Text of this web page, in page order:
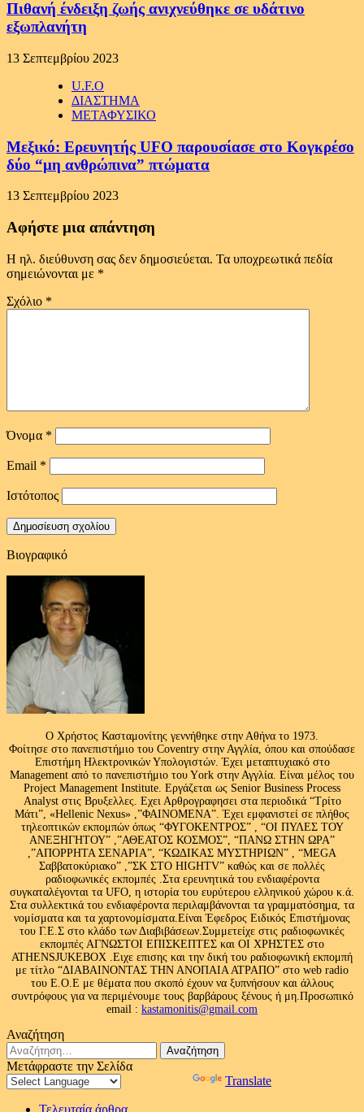
Πιθανή ένδειξη ζωής ανιχνεύθηκε σε υδάτινο
εξωπλανήτη
13 Σεπτεμβρίου 2023
U.F.O
ΔΙΑΣΤΗΜΑ
ΜΕΤΑΦΥΣΙΚΟ
Μεξικό: Ερευνητής UFO παρουσίασε στο Κογκρέσο
δύο “μη ανθρώπινα” πτώματα
13 Σεπτεμβρίου 2023
Αφήστε μια απάντηση
Η ηλ. διεύθυνση σας δεν δημοσιεύεται. Τα υποχρεωτικά πεδία
σημειώνονται με *
Σχόλιο *
Όνομα *
Email *
Ιστότοπος
Βιογραφικό
Ο Χρήστος Κασταμονίτης γεννήθηκε στην Αθήνα το 1973.
Φοίτησε στο πανεπιστήμιο του Coventry στην Αγγλία, όπου και σπούδασε
Επιστήμη Ηλεκτρονικών Υπολογιστών. Έχει μεταπτυχιακό στο
Management από το πανεπιστήμιο του Υork στην Αγγλία. Είναι μέλος του
Project Management Institute. Εργάζεται ως Senior Business Process
Analyst στις Βρυξελλες. Εχει Αρθρογραφησει στα περιοδικά “Τρίτο
Μάτι”, «Hellenic Nexus» ,”ΦΑΙΝΟΜΕΝΑ”. Έχει εμφανιστεί σε πλήθος
τηλεοπτικών εκπομπών όπως “ΦΥΓΟΚΕΝΤΡΟΣ” , “ΟΙ ΠΥΛΕΣ ΤΟΥ
ΑΝΕΞΗΓΗΤΟΥ” ,”ΑΘΕΑΤΟΣ ΚΟΣΜΟΣ”, “ΠΑΝΩ ΣΤΗΝ ΩΡΑ”
,”ΑΠΟΡΡΗΤΑ ΣΕΝΑΡΙΑ”, “ΚΩΔΙΚΑΣ ΜΥΣΤΗΡΙΩΝ” , “MEGA
Σαββατοκύριακο” ,”ΣΚ ΣΤΟ HIGHTV” καθώς και σε πολλές
ραδιοφωνικές εκπομπές .Στα ερευνητικά του ενδιαφέροντα
συγκαταλέγονται τα UFO, η ιστορία του ευρύτερου ελληνικού χώρου κ.ά.
Στα συλλεκτικά του ενδιαφέροντα περιλαμβάνονται τα γραμματόσημα, τα
νομίσματα και τα χαρτονομίσματα.Είναι Έφεδρος Ειδικός Επιστήμονας
του Γ.Ε.Σ στο κλάδο των Διαβιβάσεων.Συμμετείχε στις ραδιοφωνικές
εκπομπές ΑΓΝΩΣΤΟΙ ΕΠΙΣΚΕΠΤΕΣ και ΟΙ ΧΡΗΣΤΕΣ στο
ATHENSJUKEBOX .Ειχε επισης και την δική του ραδιοφωνική εκπομπή
με τίτλο “ΔΙΑΒΑΙΝΟΝΤΑΣ ΤΗΝ ΑΝΟΠΑΙΑ ΑΤΡΑΠΟ” στο web radio
του Ε.Ο.Ε με θέματα που σκοπό έχουν να ξυπνήσουν και άλλους
συντρόφους για να περιμένουμε τους βαρβάρους ξένους ή μη.Προσωπικό
email : kastamonitis@gmail.com
Αναζήτηση
Αναζήτηση
για:
Μετάφραστε την Σελίδα
Translate
Τελευταία άρθρα